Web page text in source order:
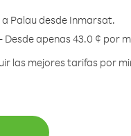
Palau desde Inmarsat.
Desde apenas 43.0 ¢ por
las mejores tarifas por